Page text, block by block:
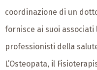
coordinazione di un
fornisce ai suoi
professionisti della
L’Osteopata, il